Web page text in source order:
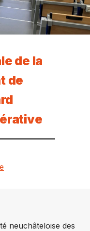
de la
de
neuchâteloise des